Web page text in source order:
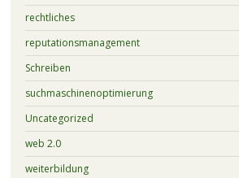
rechtliches
reputationsmanagement
Schreiben
suchmaschinenoptimierung
Uncategorized
web 2.0
weiterbildung